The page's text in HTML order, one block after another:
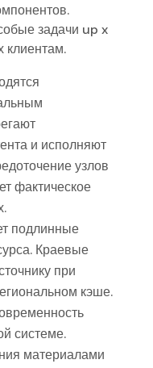
задачи up x
клиентам.
и исполняют
узлов
фактическое
подлинные
Краевые
при
кэше.
системе.
материалами